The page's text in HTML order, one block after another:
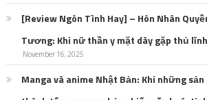
[Review Ngôn Tình Hay] – Hôn Nhân
Tương: Khi nữ thần y mặt dày gặp thủ
November 16, 2025
Manga và anime Nhật Bản: Khi những